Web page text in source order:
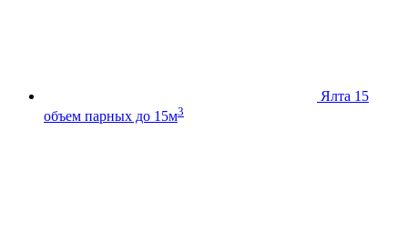
Ялта 15
объем парных до 15м3